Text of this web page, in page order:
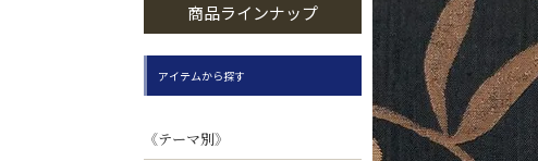
商品ラインナップ
アイテムから探す
《テーマ別》